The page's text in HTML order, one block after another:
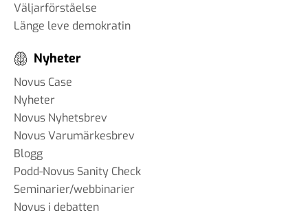
Väljarförståelse
Länge leve demokratin
Nyheter
Novus Case
Nyheter
Novus Nyhetsbrev
Novus Varumärkesbrev
Blogg
Podd-Novus Sanity Check
Seminarier/webbinarier
Novus i debatten